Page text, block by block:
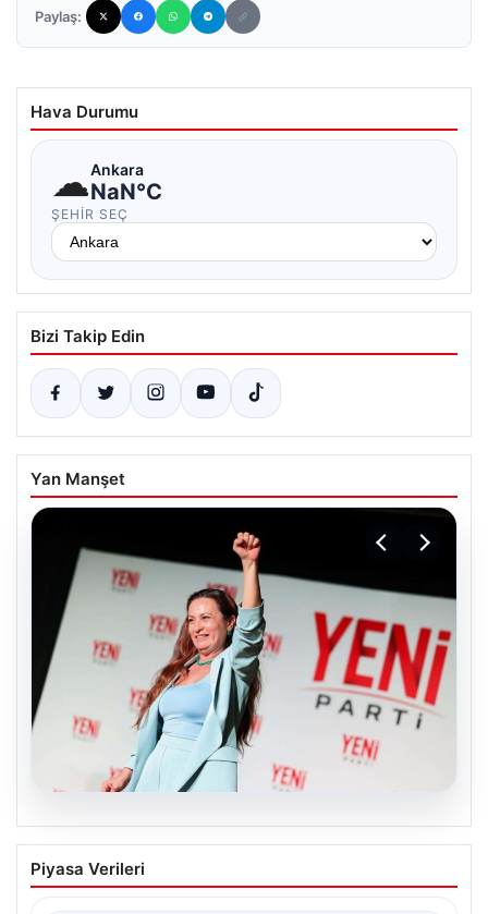
Paylaş:
Hava Durumu
☁Ankara
NaN°C
ŞEHIR SEÇ
Bizi Takip Edin
Yan Manşet
Yeni Parti Manisa İl Başkanı İlksen
Özalper Rüşvet Soruşturması
Piyasa Verileri